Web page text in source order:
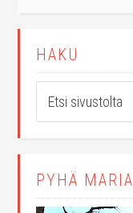
HAKU
PYHÄ MARIA